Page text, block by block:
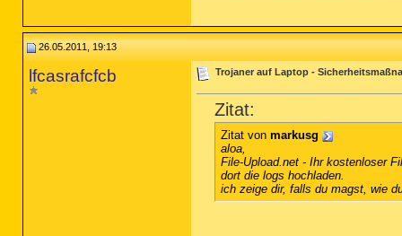
26.05.2011, 19:13
lfcasrafcfcb Trojaner auf Laptop -
Zitat:
Zitat von markusg
aloa,
File-Upload.net - Ihr kostenloser
dort die logs hochladen.
ich zeige dir, falls du magst, wie